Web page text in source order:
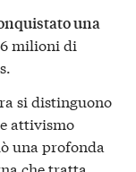
una
milioni di
si distinguono
attivismo
una profonda
che tratta